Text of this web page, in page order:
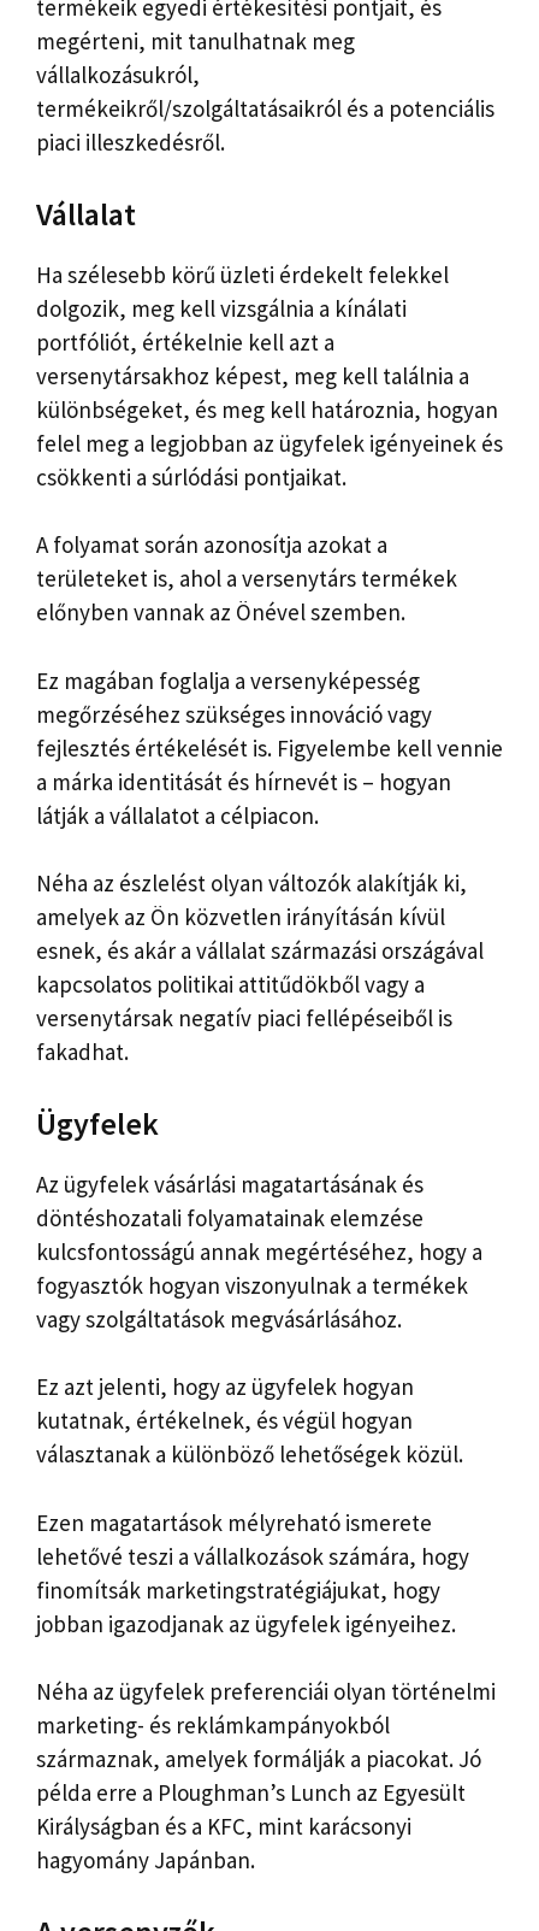
termékeik egyedi értékesítési pontjait, és
megérteni, mit tanulhatnak meg
vállalkozásukról,
termékeikről/szolgáltatásaikról és a potenciális
piaci illeszkedésről.
Vállalat
Ha szélesebb körű üzleti érdekelt felekkel
dolgozik, meg kell vizsgálnia a kínálati
portfóliót, értékelnie kell azt a
versenytársakhoz képest, meg kell találnia a
különbségeket, és meg kell határoznia, hogyan
felel meg a legjobban az ügyfelek igényeinek és
csökkenti a súrlódási pontjaikat.
A folyamat során azonosítja azokat a
területeket is, ahol a versenytárs termékek
előnyben vannak az Önével szemben.
Ez magában foglalja a versenyképesség
megőrzéséhez szükséges innováció vagy
fejlesztés értékelését is. Figyelembe kell vennie
a márka identitását és hírnevét is – hogyan
látják a vállalatot a célpiacon.
Néha az észlelést olyan változók alakítják ki,
amelyek az Ön közvetlen irányításán kívül
esnek, és akár a vállalat származási országával
kapcsolatos politikai attitűdökből vagy a
versenytársak negatív piaci fellépéseiből is
fakadhat.
Ügyfelek
Az ügyfelek vásárlási magatartásának és
döntéshozatali folyamatainak elemzése
kulcsfontosságú annak megértéséhez, hogy a
fogyasztók hogyan viszonyulnak a termékek
vagy szolgáltatások megvásárlásához.
Ez azt jelenti, hogy az ügyfelek hogyan
kutatnak, értékelnek, és végül hogyan
választanak a különböző lehetőségek közül.
Ezen magatartások mélyreható ismerete
lehetővé teszi a vállalkozások számára, hogy
finomítsák marketingstratégiájukat, hogy
jobban igazodjanak az ügyfelek igényeihez.
Néha az ügyfelek preferenciái olyan történelmi
marketing- és reklámkampányokból
származnak, amelyek formálják a piacokat. Jó
példa erre a Ploughman’s Lunch az Egyesült
Királyságban és a KFC, mint karácsonyi
hagyomány Japánban.